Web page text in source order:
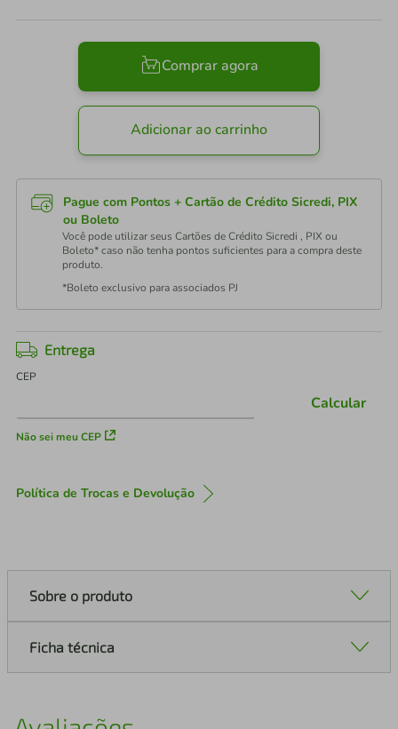
Comprar agora
Adicionar ao carrinho
Pague com Pontos + Cartão de Crédito Sicredi, PIX
ou Boleto
Você pode utilizar seus Cartões de Crédito Sicredi , PIX ou
Boleto* caso não tenha pontos suficientes para a compra deste
produto.
*Boleto exclusivo para associados PJ
Entrega
CEP
Não sei meu CEP
Calcular
Política de Trocas e Devolução
Sobre o produto
Ficha técnica